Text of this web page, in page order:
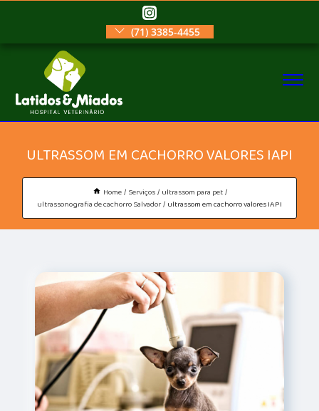
(71) 3385-4455
ULTRASSOM EM CACHORRO VALORES IAPI
Home Serviços
ultrassom para pet
ultrassonografia de cachorro Salvador ultrassom em cachorro valores IAPI